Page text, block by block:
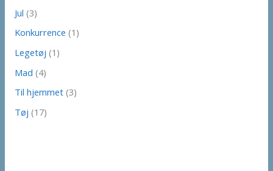
Jul (3)
Konkurrence (1)
Legetøj (1)
Mad (4)
Til hjemmet(3)
Tøj (17)